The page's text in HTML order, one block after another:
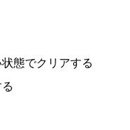
態でクリアする